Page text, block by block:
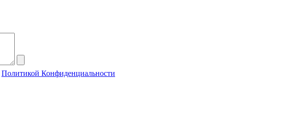
Политикой Конфиденциальности